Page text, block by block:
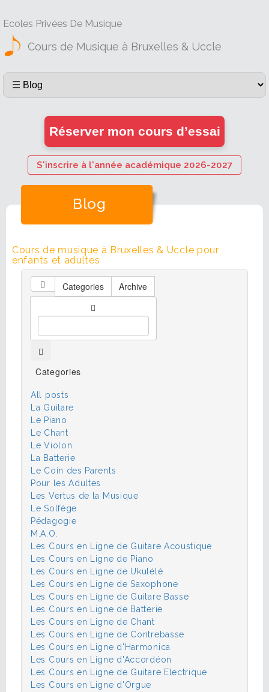
Ecoles Privées De Musique
Cours de Musique à Bruxelles & Uccle
Réserver mon cours d’essai
S'inscrire à l'année académique 2026-2027
Blog
Cours de musique à Bruxelles & Uccle pour
enfants et adultes
Categories Archive
Categories
All posts
La Guitare
Le Piano
Le Chant
Le Violon
La Batterie
Le Coin des Parents
Pour les Adultes
Les Vertus de la Musique
Le Solfège
Pédagogie
M.A.O.
Les Cours en Ligne de Guitare Acoustique
Les Cours en Ligne de Piano
Les Cours en Ligne de Ukulélé
Les Cours en Ligne de Saxophone
Les Cours en Ligne de Guitare Basse
Les Cours en Ligne de Batterie
Les Cours en Ligne de Chant
Les Cours en Ligne de Contrebasse
Les Cours en Ligne d'Harmonica
Les Cours en Ligne d'Accordéon
Les Cours en Ligne de Guitare Electrique
Les Cours en Ligne d'Orgue